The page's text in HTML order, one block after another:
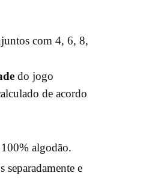
com 4, 6, 8,
do jogo
de acordo
algodão.
separadamente e